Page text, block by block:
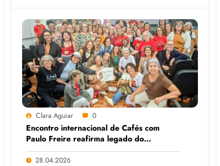
Clara Aguiar 0
Encontro internacional de Cafés com
Paulo Freire reafirma legado do
educador popular
28.04.2026